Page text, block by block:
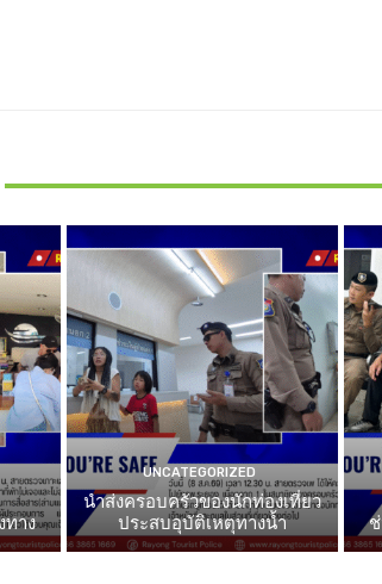
ทาง
UNCATEGORIZED
นำส่งครอบครัวของนักท่องเที่ยว
ประสบอุบัติเหตุทางน้ำ
ช่